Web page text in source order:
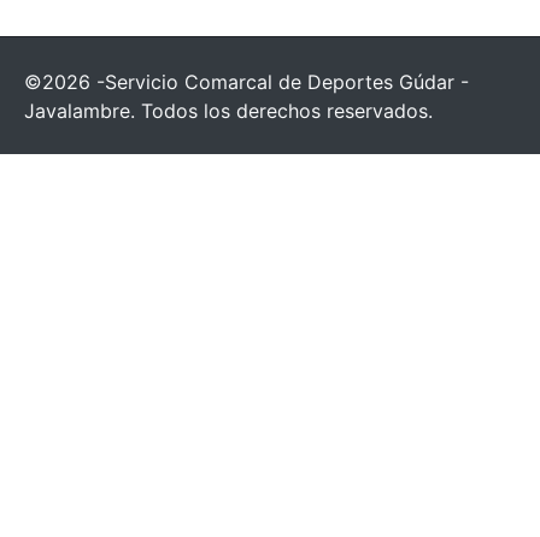
©2026 -Servicio Comarcal de Deportes Gúdar -
Javalambre. Todos los derechos reservados.